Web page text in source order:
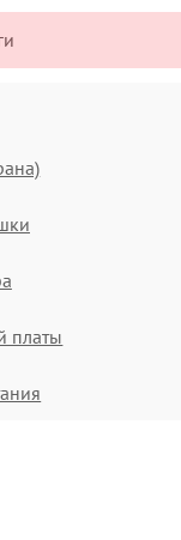
платы